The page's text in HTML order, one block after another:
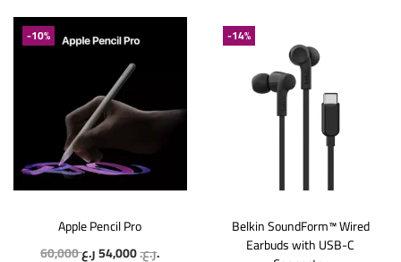
-10%
Apple Pencil Pro
60,000
ر.ع.54,000
ر.ع.
-14%
Belkin SoundForm™ Wired
Earbuds with USB-C